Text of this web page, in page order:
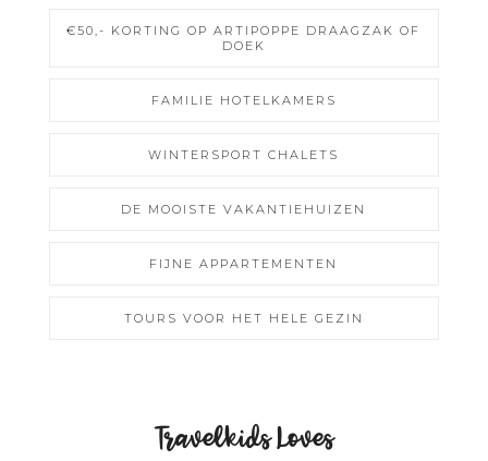
€50,- KORTING OP ARTIPOPPE DRAAGZAK OF
DOEK
FAMILIE HOTELKAMERS
WINTERSPORT CHALETS
DE MOOISTE VAKANTIEHUIZEN
FIJNE APPARTEMENTEN
TOURS VOOR HET HELE GEZIN
Travelkids Loves